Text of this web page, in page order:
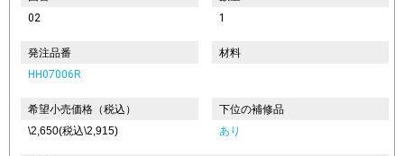
02
1
発注品番
HH07006R
材料
希望小売価格（税込）
\2,650(税込\2,915)
下位の補修品
あり